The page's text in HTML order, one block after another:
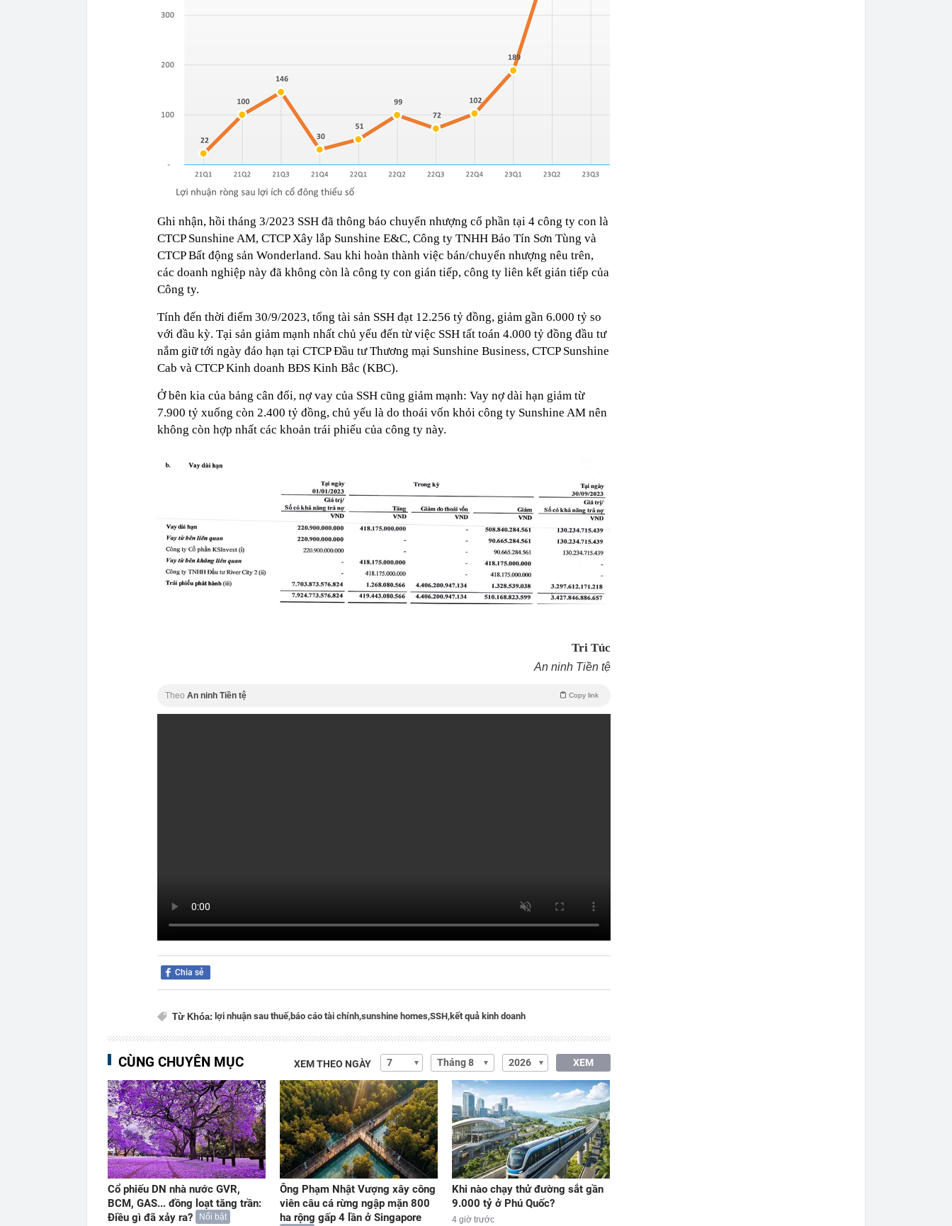
Ghi nhận, hồi tháng 3/2023 SSH đã thông báo chuyển nhượng cổ phần tại 4 công ty con là
CTCP Sunshine AM, CTCP Xây lắp Sunshine E&C, Công ty TNHH Bảo Tín Sơn Tùng và
CTCP Bất động sản Wonderland. Sau khi hoàn thành việc bán/chuyển nhượng nêu trên,
các doanh nghiệp này đã không còn là công ty con gián tiếp, công ty liên kết gián tiếp của
Công ty.
Tính đến thời điểm 30/9/2023, tổng tài sản SSH đạt 12.256 tỷ đồng, giảm gần 6.000 tỷ so
với đầu kỳ. Tại sản giảm mạnh nhất chủ yếu đến từ việc SSH tất toán 4.000 tỷ đồng đầu tư
nắm giữ tới ngày đáo hạn tại CTCP Đầu tư Thương mại Sunshine Business, CTCP Sunshine
Cab và CTCP Kinh doanh BĐS Kinh Bắc (KBC).
Ở bên kia của bảng cân đối, nợ vay của SSH cũng giảm mạnh: Vay nợ dài hạn giảm từ
7.900 tỷ xuống còn 2.400 tỷ đồng, chủ yếu là do thoái vốn khỏi công ty Sunshine AM nên
không còn hợp nhất các khoản trái phiếu của công ty này.
Tri Túc
An ninh Tiền tệ
Theo An ninh Tiền tệ Copy link
Chia sẻ
Từ Khóa: lợi nhuận sau thuế,báo cáo tài chính,sunshine homes,SSH,kết quả kinh doanh
CÙNG CHUYÊN MỤC XEM THEO NGÀY XEM
Cổ phiếu DN nhà nước GVR,
BCM, GAS... đồng loạt tăng trần:
Điều gì đã xảy ra?
Nổi bật
Ông Phạm Nhật Vượng xây công
viên câu cá rừng ngập mặn 800
ha rộng gấp 4 lần ở Singapore
Khi nào chạy thử đường sắt gần
9.000 tỷ ở Phú Quốc?
4 giờ trước